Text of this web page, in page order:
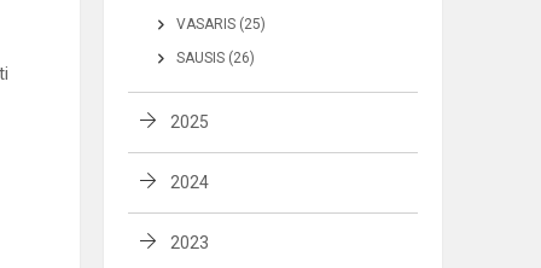
VASARIS (25)
SAUSIS (26)
2025
2024
2023